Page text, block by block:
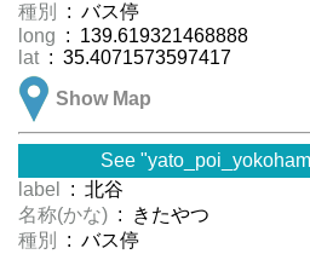
種別
: バス停
long : 139.619321468888
lat : 35.4071573597417
Show Map
See
label
: 北谷
名称(かな) : きたやつ
種別
: バス停